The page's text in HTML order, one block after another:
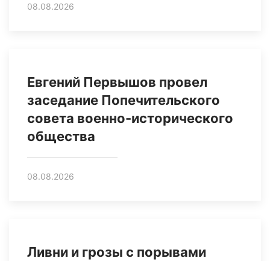
08.08.2026
Евгений Первышов провел
заседание Попечительского
совета военно-исторического
общества
08.08.2026
Ливни и грозы с порывами